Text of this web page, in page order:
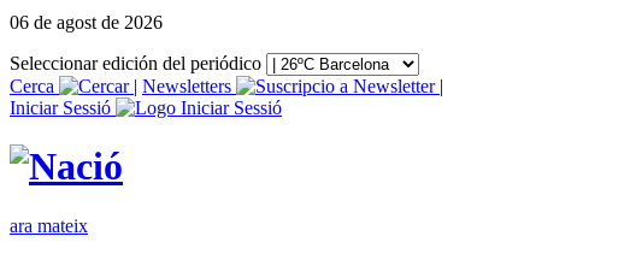
06 de agost de 2026
Seleccionar edición del periódico
Cerca
| Newsletters
|
Iniciar Sessió
ara mateix